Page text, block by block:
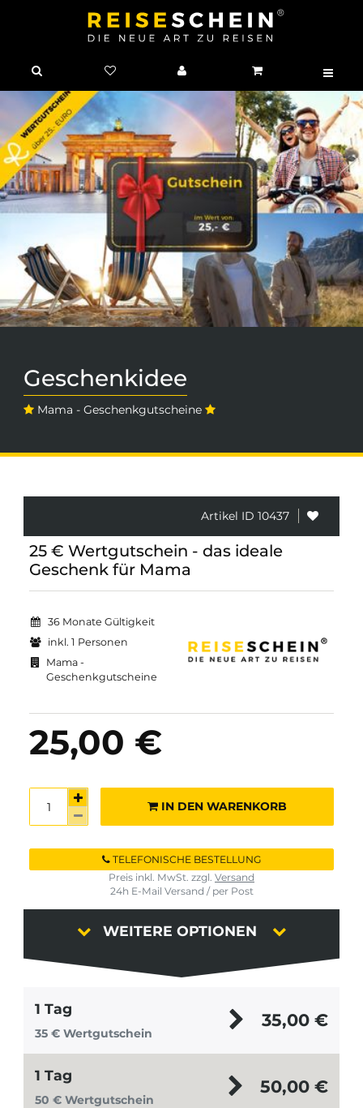
Geschenkidee
Mama - Geschenkgutscheine
Artikel ID 10437
25 € Wertgutschein - das ideale
Geschenk für Mama
36 Monate Gültigkeit
inkl. 1 Personen
Mama -
Geschenkgutscheine
25,00 €
IN DEN WARENKORB
TELEFONISCHE BESTELLUNG
Preis inkl. MwSt. zzgl. Versand
24h E-Mail Versand / per Post
WEITERE OPTIONEN
1 Tag
35 € Wertgutschein
35,00 €
1 Tag
50 € Wertgutschein
50,00 €